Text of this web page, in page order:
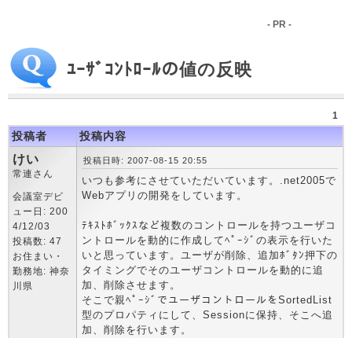
- PR -
ﾕｰｻﾞｺﾝﾄﾛｰﾙの値の反映
1
投稿者 投稿内容
けい
常連さん
会議室デビ
ュー日: 200
4/12/03
投稿数: 47
お住まい・
勤務地: 神奈
川県
投稿日時: 2007-08-15 20:55
いつも参考にさせていただいています。.net2005で
Webアプリの開発をしています。
ﾃｷｽﾄﾎﾞｯｸｽなど複数のコントロールを持つユーザコ
ントロールを動的に作成してﾍﾟｰｼﾞの表示を行いた
いと思っています。ユーザが削除、追加ﾎﾞﾀﾝ押下の
タイミングでそのユーザコントロールを動的に追
加、削除させます。
そこで親ﾍﾟｰｼﾞでユーザコントロールをSortedList
型のプロパティにして、Sessionに保持、そこへ追
加、削除を行います。